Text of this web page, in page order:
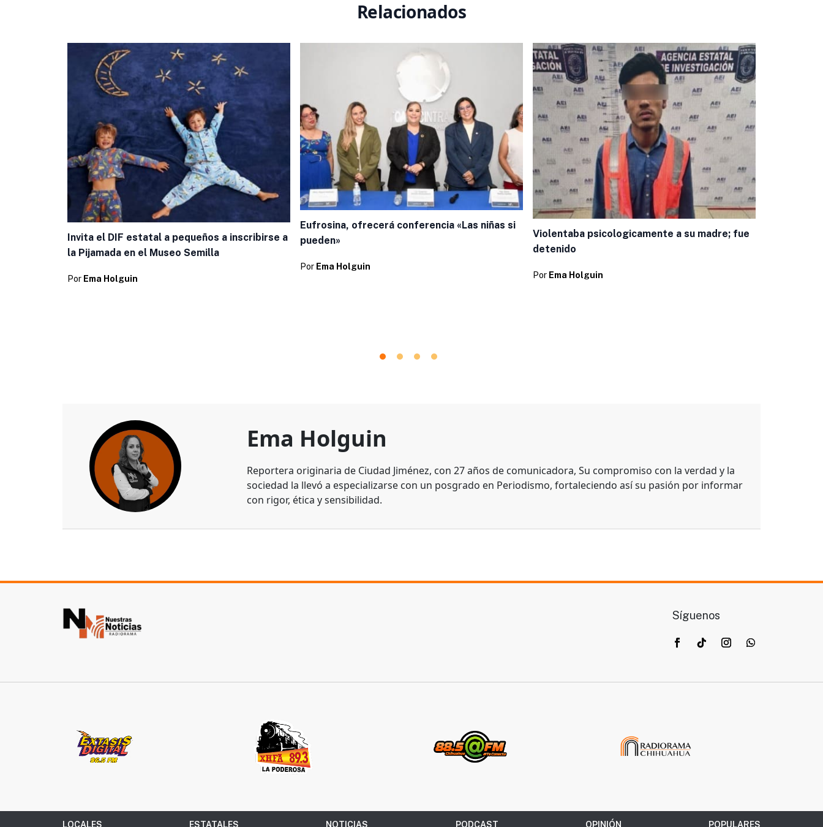
Relacionados
Invita el DIF estatal a pequeños a inscribirse a
la Pijamada en el Museo Semilla
Por Ema Holguin
Eufrosina, ofrecerá conferencia «Las niñas si
pueden»
Por Ema Holguin
Violentaba psicologicamente a su madre; fue
detenido
Por Ema Holguin
Ema Holguin
Reportera originaria de Ciudad Jiménez, con 27 años de comunicadora, Su compromiso con la verdad y la
sociedad la llevó a especializarse con un posgrado en Periodismo, fortaleciendo así su pasión por informar
con rigor, ética y sensibilidad.
Síguenos
LOCALES ESTATALES NOTICIAS PODCAST OPINIÓN POPULARES